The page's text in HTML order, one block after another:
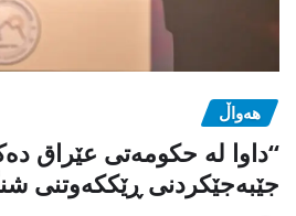
هەواڵ
“داوا لە حكومەتی عێراق
جێبەجێكردنی ڕێككەوتنی